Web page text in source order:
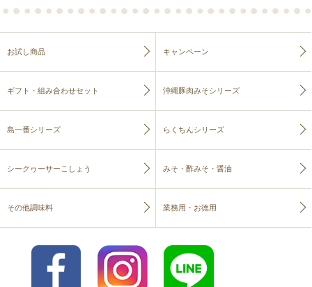
お試し商品 キャンペーン
ギフト・組み合わせセット 沖縄豚肉みそシリーズ
島一番シリーズ らくちんシリーズ
シークヮーサーこしょう みそ・酢みそ・醤油
その他調味料 業務用・お徳用